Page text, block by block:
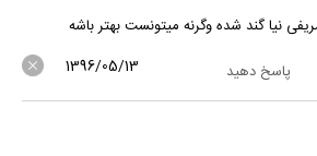
نیا گند شده وگرنه میتونست بهتر باشه
پاسخ دهید 1396/05/13